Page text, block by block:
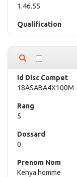
1:46.55
18ASABA4X100M
5
0
Kenya homme